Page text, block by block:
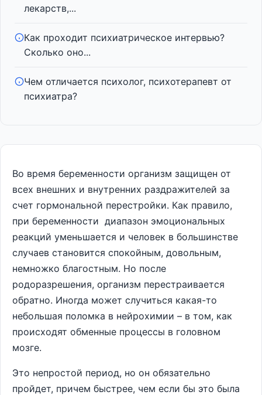
лекарств,...
Как проходит психиатрическое интервью?
Сколько оно...
Чем отличается психолог, психотерапевт от
психиатра?
Во время беременности организм защищен от
всех внешних и внутренних раздражителей за
счет гормональной перестройки. Как правило,
при беременности диапазон эмоциональных
реакций уменьшается и человек в большинстве
случаев становится спокойным, довольным,
немножко благостным. Но после
родоразрешения, организм перестраивается
обратно. Иногда может случиться какая-то
небольшая поломка в нейрохимии – в том, как
происходят обменные процессы в головном
мозге.
Это непростой период, но он обязательно
пройдет, причем быстрее, чем если бы это была